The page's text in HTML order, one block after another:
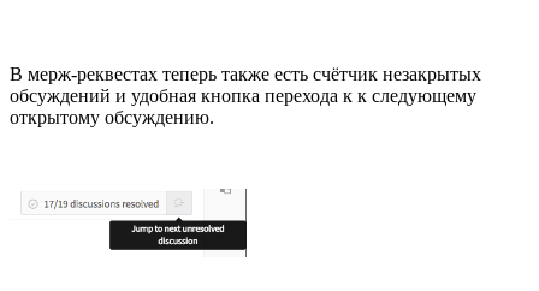
В мерж-реквестах теперь также есть счётчик незакрытых
обсуждений и удобная кнопка перехода к к следующему
открытому обсуждению.